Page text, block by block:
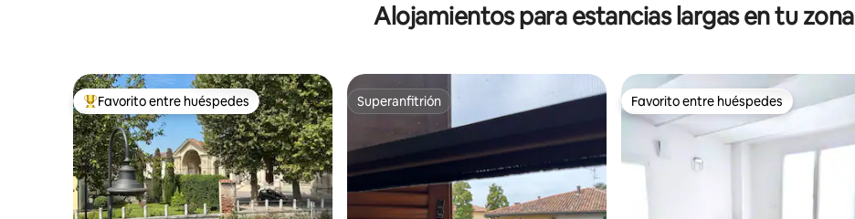
Alojamientos para estancias largas en tu zona
De los mejores en Favorito entre huéspedes
Favorito entre huéspedes Superanfitrión
Superanfitrión Favorito entre huéspedes
Favorito entre huéspedes